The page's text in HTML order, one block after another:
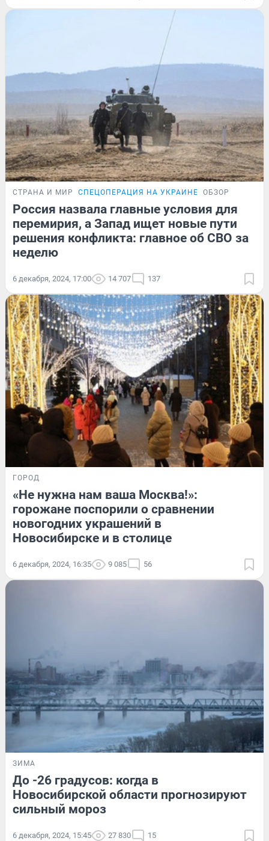
СТРАНА И МИР СПЕЦОПЕРАЦИЯ НА УКРАИНЕ ОБЗОР
Россия назвала главные условия для
перемирия, а Запад ищет новые пути
решения конфликта: главное об СВО за
неделю
6 декабря, 2024, 17:00 14 707 137
ГОРОД
«Не нужна нам ваша Москва!»:
горожане поспорили о сравнении
новогодних украшений в
Новосибирске и в столице
6 декабря, 2024, 16:35 9 085 56
ЗИМА
До -26 градусов: когда в
Новосибирской области прогнозируют
сильный мороз
6 декабря, 2024, 15:45 27 830 15